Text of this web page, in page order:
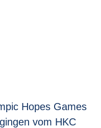
Hopes Games
vom HKC